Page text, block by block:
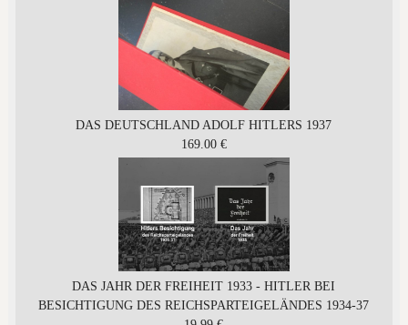
DAS DEUTSCHLAND ADOLF HITLERS 1937
169.00 €
DAS JAHR DER FREIHEIT 1933 - HITLER BEI
BESICHTIGUNG DES REICHSPARTEIGELÄNDES 1934-37